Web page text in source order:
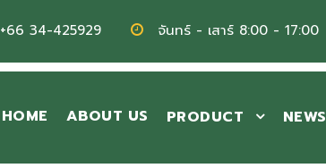
+66 34-425929 จันทร์ - เสาร์ 8:00 - 17:00
HOME ABOUT US PRODUCT